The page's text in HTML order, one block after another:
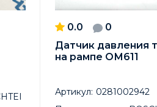
0.0
0
Датчик давления
на рампе ОМ611
Артикул: 0281002942